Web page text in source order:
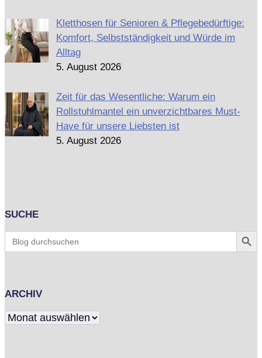
Kletthosen für Senioren & Pflegebedürftige:
Komfort, Selbstständigkeit und Würde im
Alltag
5. August 2026
Zeit für das Wesentliche: Warum ein
Rollstuhlmantel ein unverzichtbares Must-
Have für unsere Liebsten ist
5. August 2026
SUCHE
Search
for:
Search
ARCHIV
Archiv